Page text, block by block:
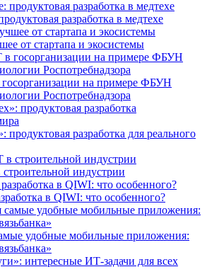
разработка в медтехе
от стартапа и экосистемы
на примере ФБУН
Роспотребнадзора
продуктовая разработка для реального
индустрии
в QIWI: что особенного?
удобные мобильные приложения: